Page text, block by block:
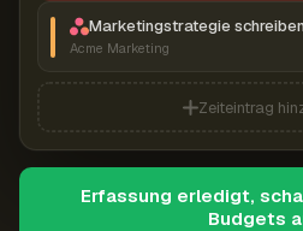
Marketingstrategie schreiben
Acme Marketing
Zeiteintrag
Erfassung erledigt,
Budgets